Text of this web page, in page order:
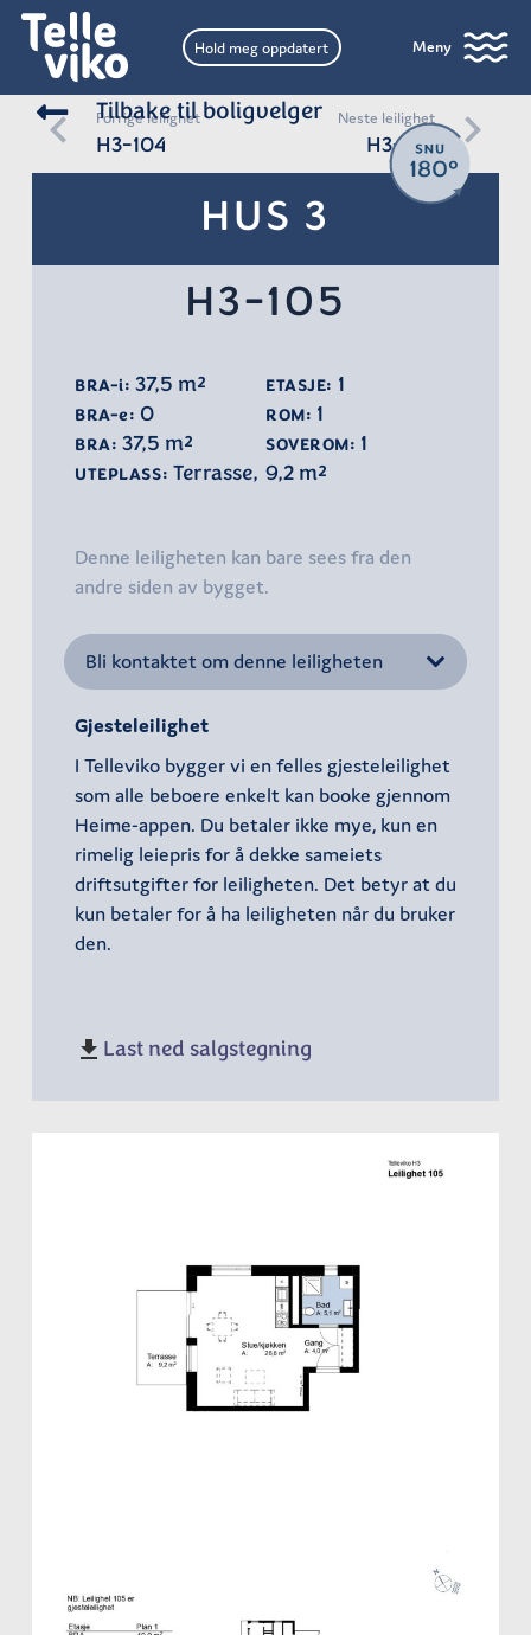
Hold meg oppdatert Meny
Tilbake til boligvelger
Forrige leilighet
H3-104
Neste leilighet
H3-201
HUS 3
H3-105
BRA-i:37,5 m² ETASJE: 1
BRA-e: 0 ROM: 1
BRA: 37,5 m² SOVEROM: 1
UTEPLASS: Terrasse, 9,2 m²
Denne leiligheten kan bare sees fra den
andre siden av bygget.
Bli kontaktet om denne leiligheten
Gjesteleilighet
I Telleviko bygger vi en felles gjesteleilighet
som alle beboere enkelt kan booke gjennom
Heime-appen. Du betaler ikke mye, kun en
rimelig leiepris for å dekke sameiets
driftsutgifter for leiligheten. Det betyr at du
kun betaler for å ha leiligheten når du bruker
den.
Last ned salgstegning